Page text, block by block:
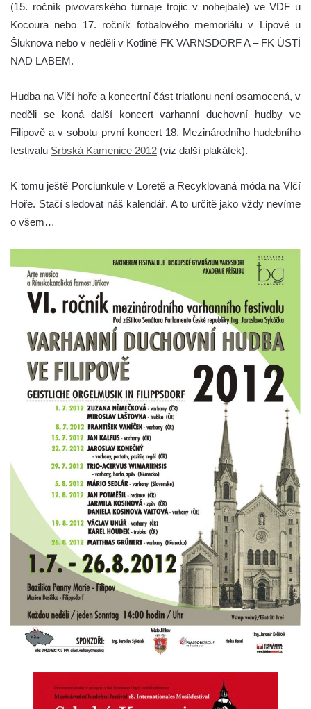
(15. ročník pivovarského turnaje trojic v nohejbale) ve VDF u
Kocoura nebo 17. ročník fotbalového memoriálu v Lipové u
Šluknova nebo v neděli v Kotlině FK VARNSDORF A – FK ÚSTÍ
NAD LABEM.
Hudba na Vlčí hoře a koncertní část triatlonu není osamocená, v
neděli se koná další koncert varhanní duchovní hudby ve
Filipově a v sobotu první koncert 18. Mezinárodního hudebního
festivalu Srbská Kamenice 2012 (viz další plakátek).
K tomu ještě Porciunkule v Loretě a Recyklovaná móda na Vlčí
Hoře. Stačí sledovat náš kalendář. A to určitě jako vždy nevíme
o všem…